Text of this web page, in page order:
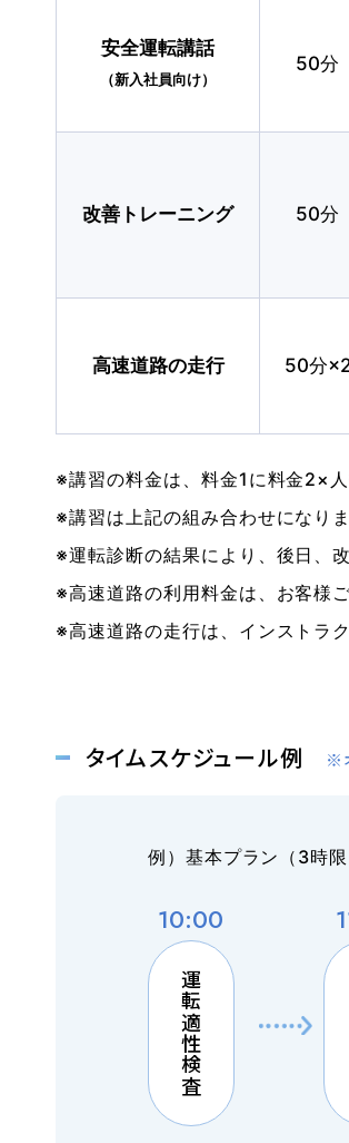
安全運転講話
（新入社員向け）
50分
改善トレーニング 50分
高速道路の走行 50分
※講習の料金は、料金1に料金2×
※講習は上記の組み合わせになり
※運転診断の結果により、後日、
※高速道路の利用料金は、お客様
※高速道路の走行は、インストラ
タイムスケジュール例 ※
例）基本プラン（3時
10:00
運転適性検査